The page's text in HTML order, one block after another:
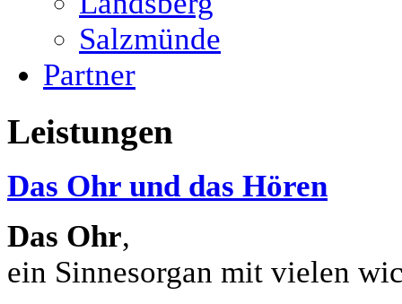
Salzmünde
Partner
Leistungen
Das Ohr und das Hören
Das Ohr,
ein Sinnesorgan mit vielen